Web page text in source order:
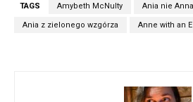
TAGS Amybeth McNulty Ania nie Anna
Ania z zielonego wzgórza Anne with an E